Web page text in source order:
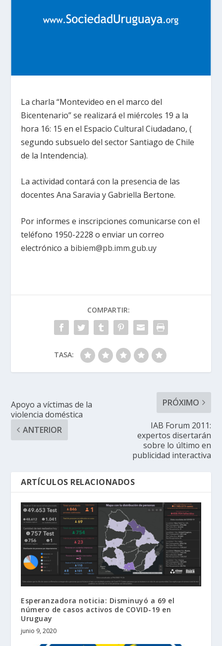
La charla “Montevideo en el marco del
Bicentenario” se realizará el miércoles 19 a la
hora 16: 15 en el Espacio Cultural Ciudadano, (
segundo subsuelo del sector Santiago de Chile
de la Intendencia).
La actividad contará con la presencia de las
docentes Ana Saravia y Gabriella Bertone.
Por informes e inscripciones comunicarse con el
teléfono 1950-2228 o enviar un correo
electrónico a bibiem@pb.imm.gub.uy
COMPARTIR:
TASA:
Apoyo a víctimas de la
violencia doméstica
ANTERIOR
PRÓXIMO
IAB Forum 2011:
expertos disertarán
sobre lo último en
publicidad interactiva
ARTÍCULOS RELACIONADOS
Esperanzadora noticia: Disminuyó a 69 el
número de casos activos de COVID-19 en
Uruguay
junio 9, 2020